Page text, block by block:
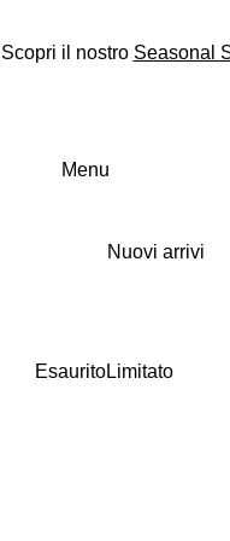
Scopri il nostro Seasonal
Menu
Nuovi arrivi
EsauritoLimitato